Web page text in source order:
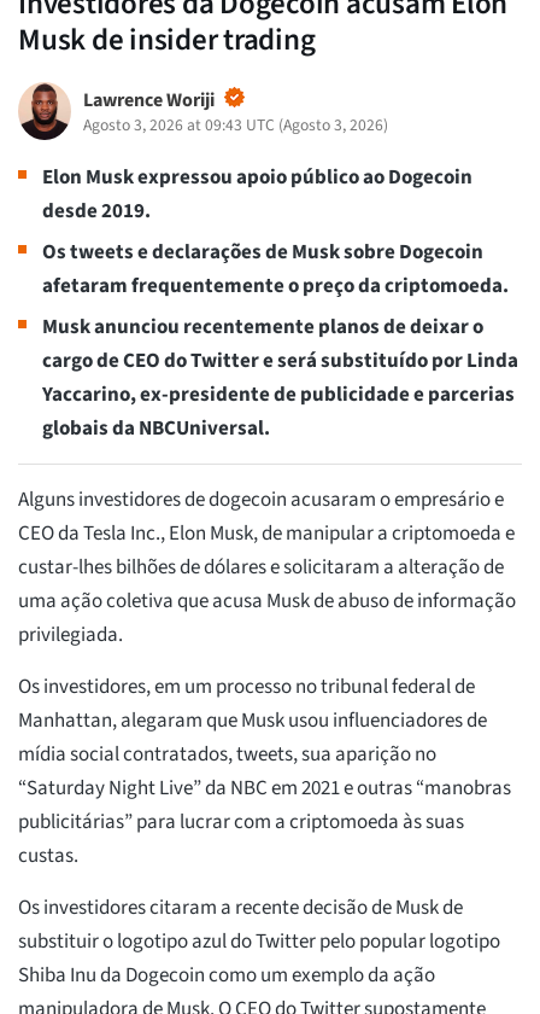
Musk de insider trading
Lawrence Woriji
Agosto 3, 2026 at 09:43 UTC (Agosto 3, 2026)
Elon Musk expressou apoio público ao Dogecoin
desde 2019.
Os tweets e declarações de Musk sobre Dogecoin
afetaram frequentemente o preço da criptomoeda.
Musk anunciou recentemente planos de deixar o
cargo de CEO do Twitter e será substituído por Linda
Yaccarino, ex-presidente de publicidade e parcerias
globais da NBCUniversal.
Alguns investidores de dogecoin acusaram o empresário e
CEO da Tesla Inc., Elon Musk, de manipular a criptomoeda e
custar-lhes bilhões de dólares e solicitaram a alteração de
uma ação coletiva que acusa Musk de abuso de informação
privilegiada.
Os investidores, em um processo no tribunal federal de
Manhattan, alegaram que Musk usou influenciadores de
mídia social contratados, tweets, sua aparição no
“Saturday Night Live” da NBC em 2021 e outras “manobras
publicitárias” para lucrar com a criptomoeda às suas
custas.
Os investidores citaram a recente decisão de Musk de
substituir o logotipo azul do Twitter pelo popular logotipo
Shiba Inu da Dogecoin como um exemplo da ação